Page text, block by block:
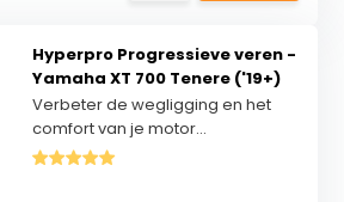
Hyperpro Progressieve veren -
Yamaha XT 700 Tenere ('19+)
Verbeter de wegligging en het
comfort van je motor...